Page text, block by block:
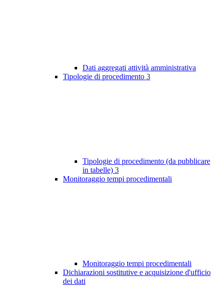
Dati aggregati attività amministrativa
Tipologie di procedimento 3
Tipologie di procedimento (da pubblicare
in tabelle) 3
Monitoraggio tempi procedimentali
Monitoraggio tempi procedimentali
Dichiarazioni sostitutive e acquisizione d'ufficio
dei dati